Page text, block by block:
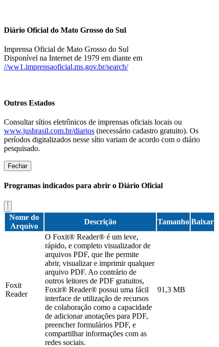
Diário Oficial do Mato Grosso do Sul
Imprensa Oficial de Mato Grosso do Sul
Disponível na Internet de 1979 em diante em
//ww1.imprensaoficial.ms.gov.br/search/
Outros Estados
Consultar sítios eletrônicos de imprensas oficiais locais ou
www.jusbrasil.com.br/diarios (necessário cadastro gratuito). Os
períodos digitalizados nesse sítio variam de acordo com o diário
pesquisado.
Fechar
Programas indicados para abrir o Diário Oficial
Nome do
Arquivo
Descrição Tamanho Baixar
Foxit
Reader
O Foxit® Reader® é um leve,
rápido, e completo visualizador de
arquivos PDF, que lhe permite
abrir, visualizar e imprimir qualquer
arquivo PDF. Ao contrário de
outros leitores de PDF gratuitos,
Foxit® Reader® possui uma fácil
interface de utilização de recursos
de colaboração como a capacidade
de adicionar anotações para PDF,
preencher formulários PDF, e
compartilhar informações com as
redes sociais.
91,3 MB